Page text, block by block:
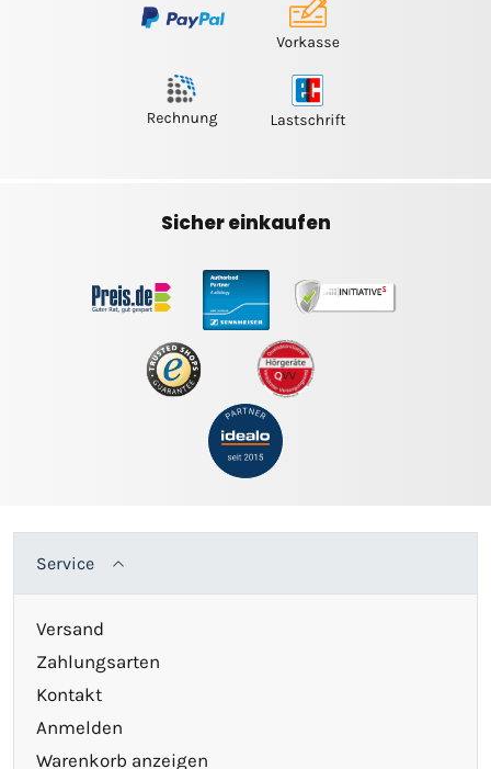
Sicher einkaufen
Service
Versand
Zahlungsarten
Kontakt
Anmelden
Warenkorb anzeigen